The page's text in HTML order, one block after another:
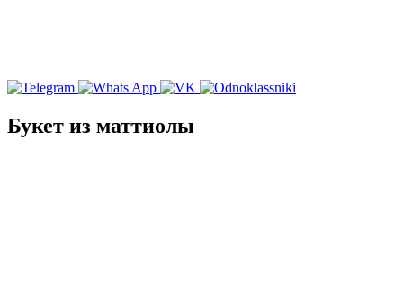
Букет из маттиолы